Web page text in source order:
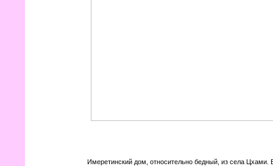
Имеретинский дом, относительно бедный, из села Цхами.